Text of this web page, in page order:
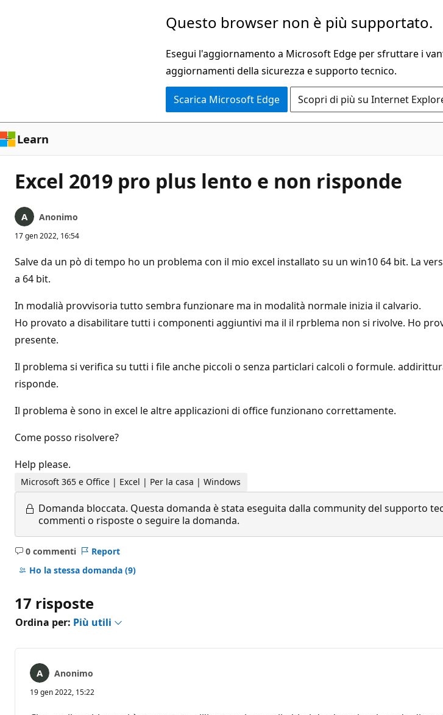
Questo browser non è più supportato.
Esegui l'aggiornamento a Microsoft Edge per sfruttare i
aggiornamenti della sicurezza e supporto tecnico.
Scarica Microsoft Edge Scopri di più su Internet
Learn
Excel 2019 pro plus lento e non risponde
Anonimo
17 gen 2022, 16:54
Salve da un pò di tempo ho un problema con il mio excel installato su un win10 64 bit. La
a 64 bit.
In modalià provvisoria tutto sembra funzionare ma in modalità normale inizia il calvario.
Ho provato a disabilitare tutti i componenti aggiuntivi ma il il rprblema non si rivolve. Ho
presente.
Il problema si verifica su tutti i file anche piccoli o senza particlari calcoli o formule.
risponde.
Il problema è sono in excel le altre applicazioni di office funzionano correttamente.
Come posso risolvere?
Help please.
Microsoft 365 e Office | Excel | Per la casa | Windows
Domanda bloccata. Questa domanda è stata eseguita dalla community del supporto
commenti o risposte o seguire la domanda.
0 commenti
Nessun
commento
Report
Ho la stessa domanda (9)
17 risposte
Ordina per: Più utili
Anonimo
19 gen 2022, 15:22